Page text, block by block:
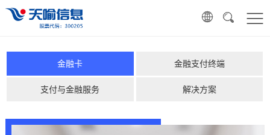
金融卡 金融支付终端
支付与金融服务 解决方案